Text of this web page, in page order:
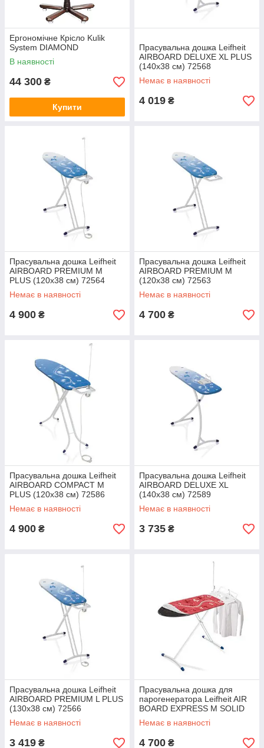
Ергономічне Крісло Kulik
System DIAMOND
В наявності
44 300 ₴
Купити
Прасувальна дошка Leifheit
AIRBOARD DELUXE XL PLUS
(140х38 см) 72568
Немає в наявності
4 019 ₴
Прасувальна дошка Leifheit
AIRBOARD PREMIUM M
PLUS (120х38 см) 72564
Немає в наявності
4 900 ₴
Прасувальна дошка Leifheit
AIRBOARD PREMIUM M
(120х38 см) 72563
Немає в наявності
4 700 ₴
Прасувальна дошка Leifheit
AIRBOARD COMPACT M
PLUS (120х38 см) 72586
Немає в наявності
4 900 ₴
Прасувальна дошка Leifheit
AIRBOARD DELUXE XL
(140х38 см) 72589
Немає в наявності
3 735 ₴
Прасувальна дошка Leifheit
AIRBOARD PREMIUM L PLUS
(130х38 см) 72566
Немає в наявності
3 419 ₴
Прасувальна дошка для
парогенератора Leifheit AIR
BOARD EXPRESS M SOLID
(120х38 см) 72565 557755
Немає в наявності
4 700 ₴